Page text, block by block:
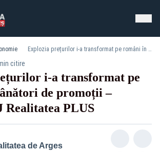
Explozia prețurilor i‑a transformat pe români în vânători de promoții – REPORTAJ Realitatea PLUS
citire
i‑a transformat pe
de promoții –
Realitatea PLUS
de Arges